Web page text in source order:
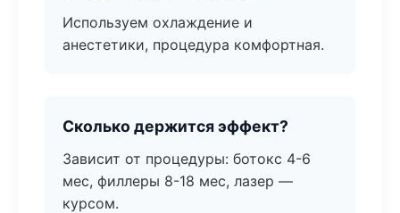
Используем охлаждение и
анестетики, процедура комфортная.
Сколько держится эффект?
Зависит от процедуры: ботокс 4-6
мес, филлеры 8-18 мес, лазер —
курсом.